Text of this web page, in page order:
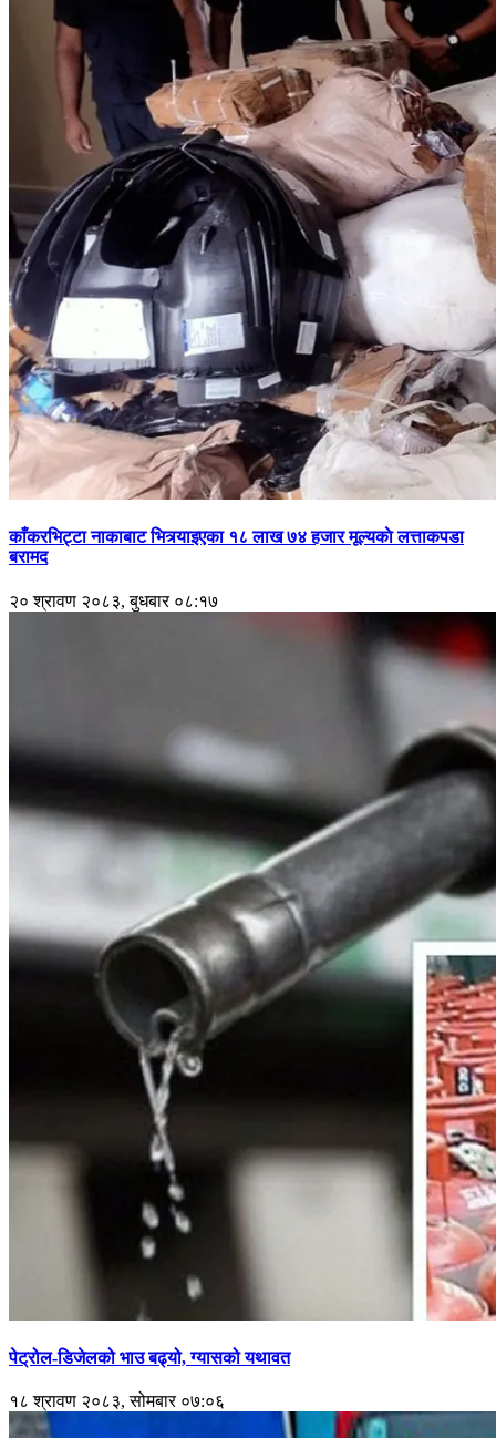
काँकरभिट्टा नाकाबाट भित्र्याइएका १८ लाख ७४ हजार मूल्यकाे लत्ताकपडा
बरामद
२० श्रावण २०८३, बुधबार ०८:१७
पेट्रोल-डिजेलको भाउ बढ्यो, ग्यासको यथावत
१८ श्रावण २०८३, सोमबार ०७:०६